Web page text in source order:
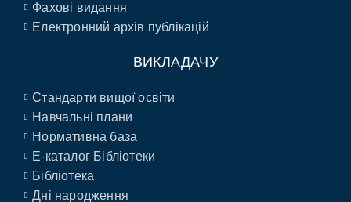
Фахові видання
Електронний архів публікацій
ВИКЛАДАЧУ
Стандарти вищої освіти
Навчальні плани
Нормативна база
E-каталог Бібліотеки
Бібліотека
Дні народження